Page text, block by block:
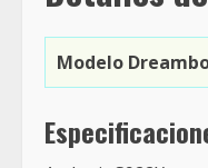
Modelo